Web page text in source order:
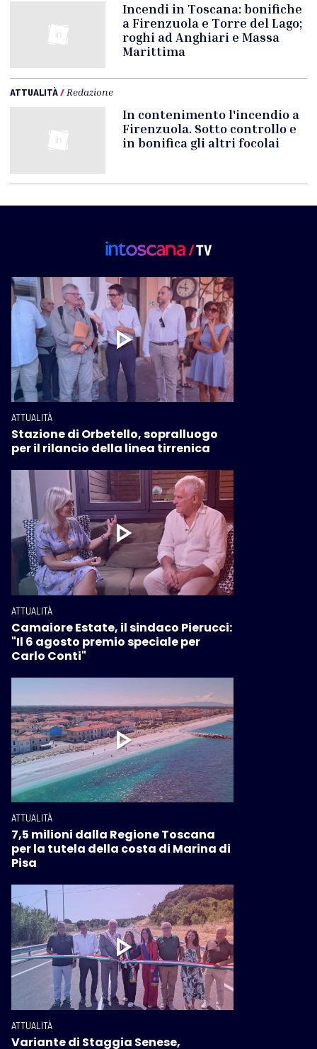
Incendi in Toscana: bonifiche
a Firenzuola e Torre del Lago;
roghi ad Anghiari e Massa
Marittima
ATTUALITÀ/ Redazione
In contenimento l'incendio a
Firenzuola. Sotto controllo e
in bonifica gli altri focolai
ATTUALITÀ
Stazione di Orbetello, sopralluogo
per il rilancio della linea tirrenica
ATTUALITÀ
Camaiore Estate, il sindaco Pierucci:
"Il 6 agosto premio speciale per
Carlo Conti"
ATTUALITÀ
7,5 milioni dalla Regione Toscana
per la tutela della costa di Marina di
Pisa
ATTUALITÀ
Variante di Staggia Senese,